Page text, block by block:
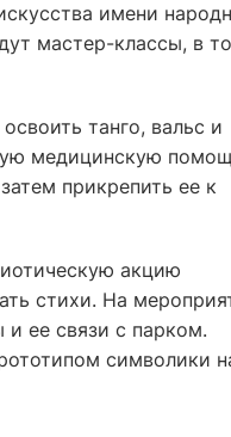
имени
мастер-классы, в
танго, вальс и
медицинскую
прикрепить ее к
акцию
стихи. На
ее связи с парком.
символики